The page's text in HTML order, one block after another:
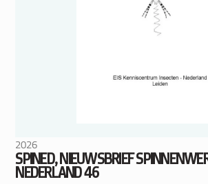
2026
SPINED, NIEUWSBRIEF
NEDERLAND 46